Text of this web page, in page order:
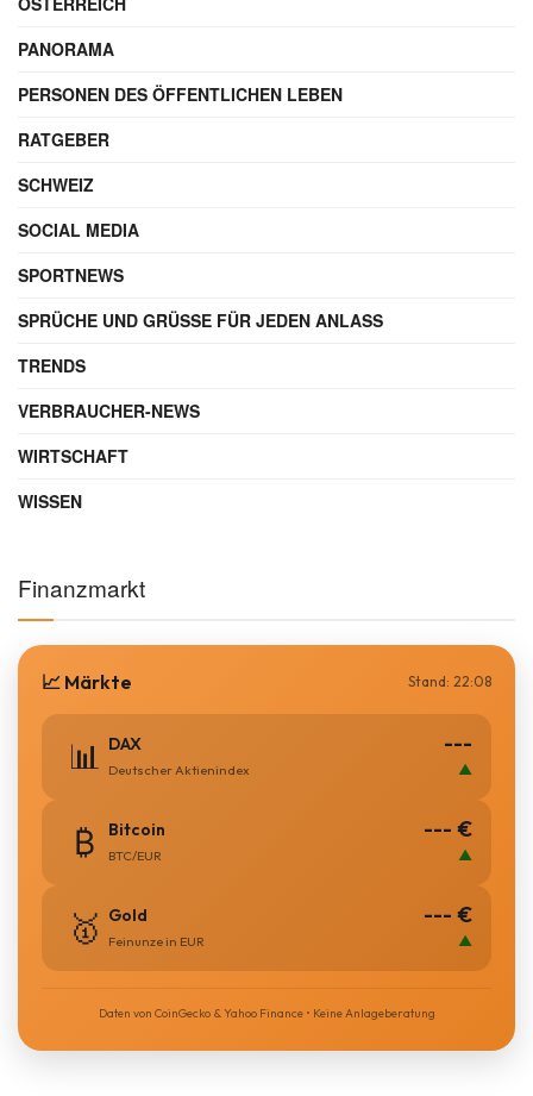
PANORAMA
PERSONEN DES ÖFFENTLICHEN LEBEN
RATGEBER
SCHWEIZ
SOCIAL MEDIA
SPORTNEWS
SPRÜCHE UND GRÜSSE FÜR JEDEN ANLASS
TRENDS
VERBRAUCHER-NEWS
WIRTSCHAFT
WISSEN
Finanzmarkt
📈 Märkte Stand: 22:08
📊 DAX
Deutscher Aktienindex
---
▲
₿ Bitcoin
BTC/EUR
--- €
▲
🥇 Gold
Feinunze in EUR
--- €
▲
Daten von CoinGecko & Yahoo Finance • Keine Anlageberatung